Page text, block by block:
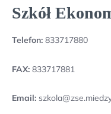
Szkół
Telefon: 833717880
FAX: 833717881
Email: